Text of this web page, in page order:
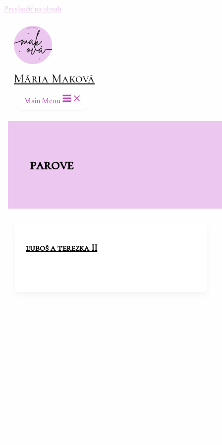
Preskočiť na obsah
Mária Maková
Main Menu
parove
ľuboš a terezka II